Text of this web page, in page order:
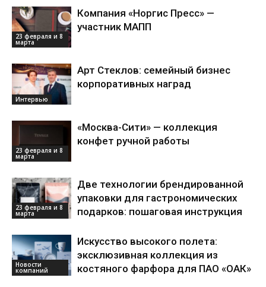
23 февраля и 8
марта
Компания «Норгис Пресс» —
участник МАПП
Интервью
Арт Стеклов: семейный бизнес
корпоративных наград
23 февраля и 8
марта
«Москва-Сити» — коллекция
конфет ручной работы
23 февраля и 8
марта
Две технологии брендированной
упаковки для гастрономических
подарков: пошаговая инструкция
Новости
компаний
Искусство высокого полета:
эксклюзивная коллекция из
костяного фарфора для ПАО «ОАК»